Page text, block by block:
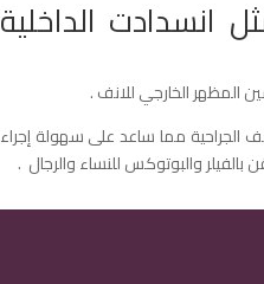
الداخلية
المظهر الخارجي للانف .
الجراحية مما ساعد على سهولة إجراء
والبوتوكس للنساء والرجال .